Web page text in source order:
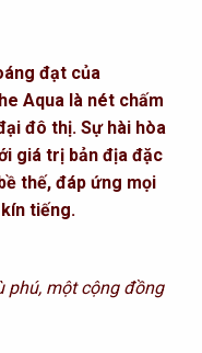
đạt của
Aqua là nét chấm
đô thị. Sự hài hòa
giá trị bản địa đặc
thế, đáp ứng mọi
tiếng.
phú, một cộng đồng